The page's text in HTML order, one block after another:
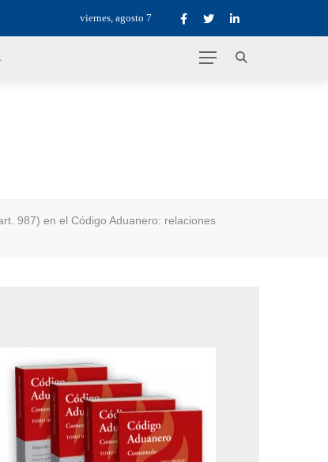
viernes, agosto 7
987) en el Código Aduanero: relaciones